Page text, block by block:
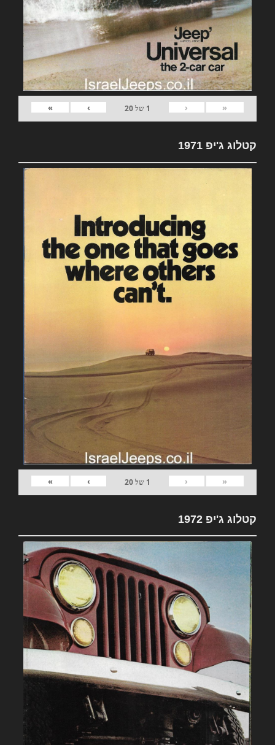
«
‹
1 של20
›
»
קטלוג ג'יפ 1971
«
‹
1 של20
›
»
קטלוג ג'יפ 1972